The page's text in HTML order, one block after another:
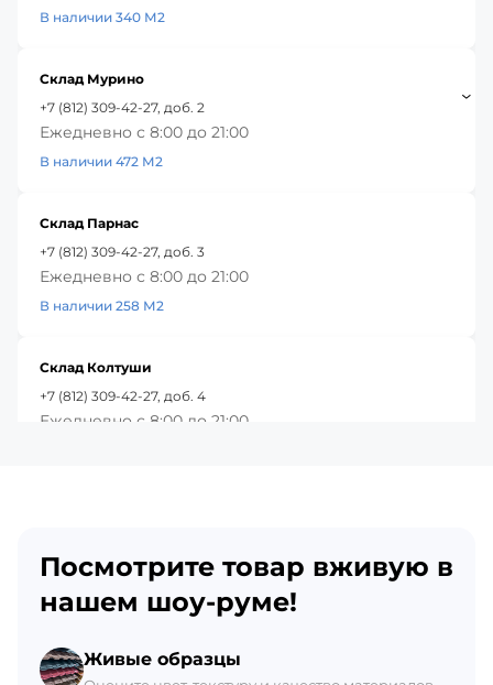
В наличии 340 М2
Склад Мурино
+7 (812) 309-42-27, доб. 2
Ежедневно с 8:00 до 21:00
В наличии 472 М2
Склад Парнас
+7 (812) 309-42-27, доб. 3
Ежедневно с 8:00 до 21:00
В наличии 258 М2
Склад Колтуши
+7 (812) 309-42-27, доб. 4
Ежедневно с 8:00 до 21:00
Ежедневно с 8:00 до 21:00
В наличии 368 М2
Склад Гатчина
Посмотрите товар вживую в
нашем шоу-руме!
Живые образцы